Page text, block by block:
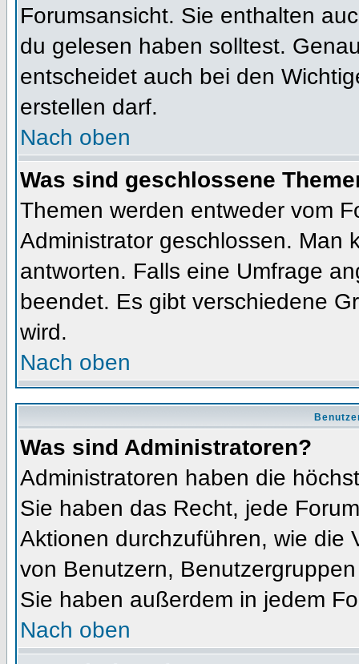
Forumsansicht. Sie enthalten
du gelesen haben solltest.
entscheidet auch bei den
erstellen darf.
Nach oben
Was sind geschlossene
Themen werden entweder vom
Administrator geschlossen. Man
antworten. Falls eine Umfrage
beendet. Es gibt verschiedene
wird.
Nach oben
Was sind Administratoren?
Administratoren haben die
Sie haben das Recht, jede
Aktionen durchzuführen, wie die
von Benutzern,
Sie haben außerdem in jedem
Nach oben